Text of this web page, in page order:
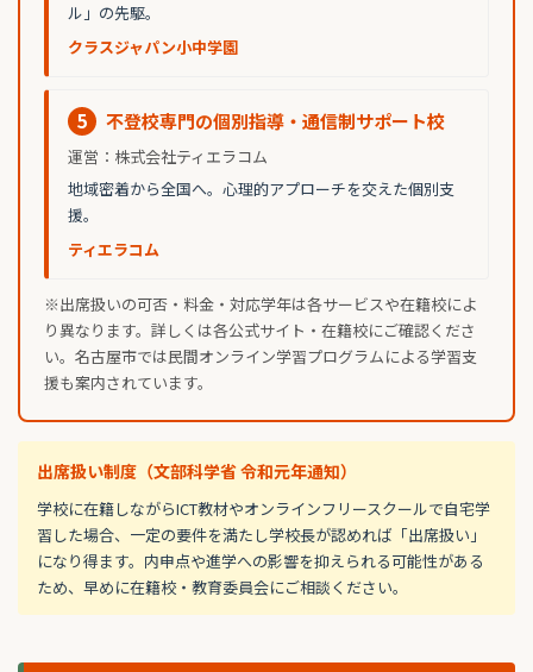
ル」の先駆。
クラスジャパン小中学園
5 不登校専門の個別指導・通信制サポート校
運営：株式会社ティエラコム
地域密着から全国へ。心理的アプローチを交えた個別支
援。
ティエラコム
※出席扱いの可否・料金・対応学年は各サービスや在籍校によ
り異なります。詳しくは各公式サイト・在籍校にご確認くださ
い。名古屋市では民間オンライン学習プログラムによる学習支
援も案内されています。
出席扱い制度（文部科学省 令和元年通知）
学校に在籍しながらICT教材やオンラインフリースクールで自宅学
習した場合、一定の要件を満たし学校長が認めれば「出席扱い」
になり得ます。内申点や進学への影響を抑えられる可能性がある
ため、早めに在籍校・教育委員会にご相談ください。